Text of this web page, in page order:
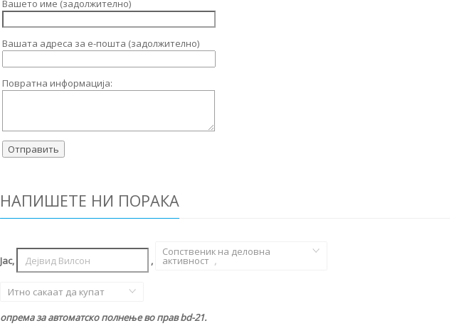
Вашето име (задолжително)
Вашата адреса за е-пошта (задолжително)
Повратна информација:
НАПИШЕТЕ НИ ПОРАКА
Јас, ,
Сопственик на деловна
активност
Итно сакаат да купат
опрема за автоматско полнење во прав bd-21.